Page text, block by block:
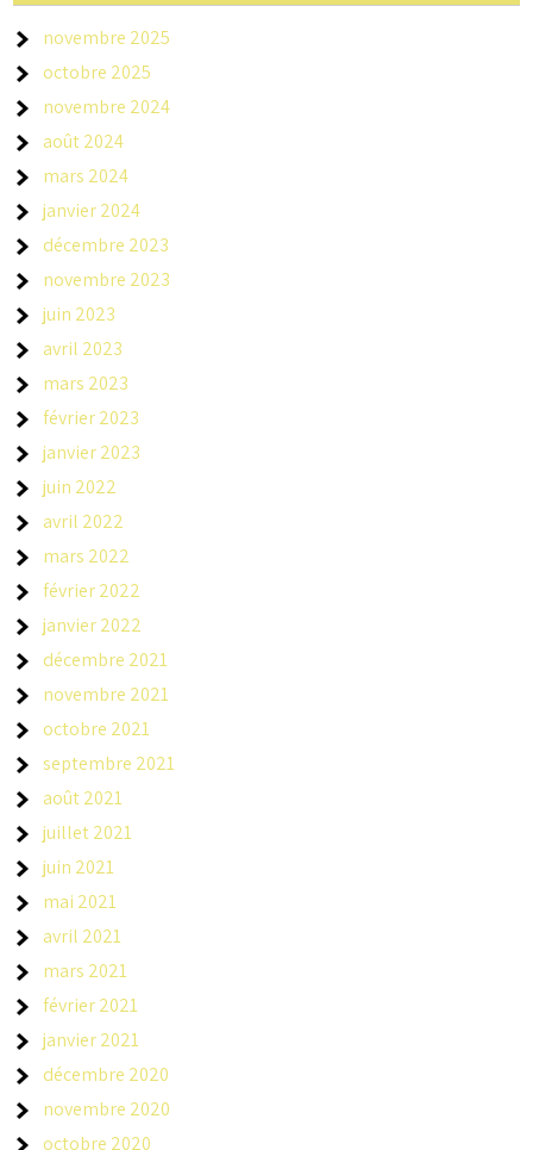
novembre 2025
octobre 2025
novembre 2024
août 2024
mars 2024
janvier 2024
décembre 2023
novembre 2023
juin 2023
avril 2023
mars 2023
février 2023
janvier 2023
juin 2022
avril 2022
mars 2022
février 2022
janvier 2022
décembre 2021
novembre 2021
octobre 2021
septembre 2021
août 2021
juillet 2021
juin 2021
mai 2021
avril 2021
mars 2021
février 2021
janvier 2021
décembre 2020
novembre 2020
octobre 2020